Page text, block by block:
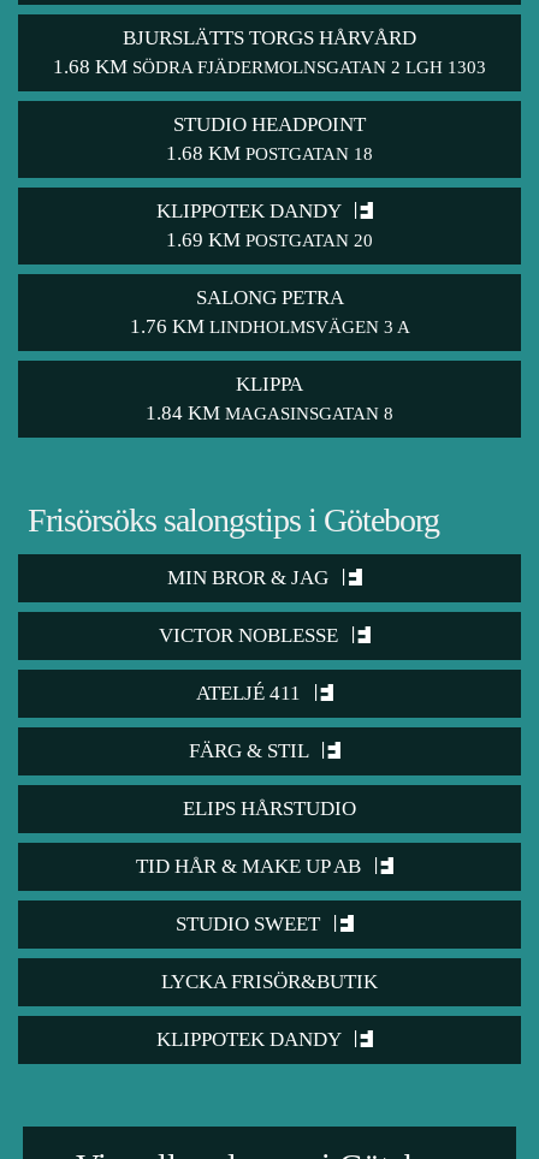
BJURSLÄTTS TORGS HÅRVÅRD
1.68 KM SÖDRA FJÄDERMOLNSGATAN 2 LGH 1303
STUDIO HEADPOINT
1.68 KM POSTGATAN 18
KLIPPOTEK DANDY
1.69 KM POSTGATAN 20
SALONG PETRA
1.76 KM LINDHOLMSVÄGEN 3 A
KLIPPA
1.84 KM MAGASINSGATAN 8
Frisörsöks salongstips i Göteborg
MIN BROR & JAG
VICTOR NOBLESSE
ATELJÉ 411
FÄRG & STIL
ELIPS HÅRSTUDIO
TID HÅR & MAKE UP AB
STUDIO SWEET
LYCKA FRISÖR&BUTIK
KLIPPOTEK DANDY